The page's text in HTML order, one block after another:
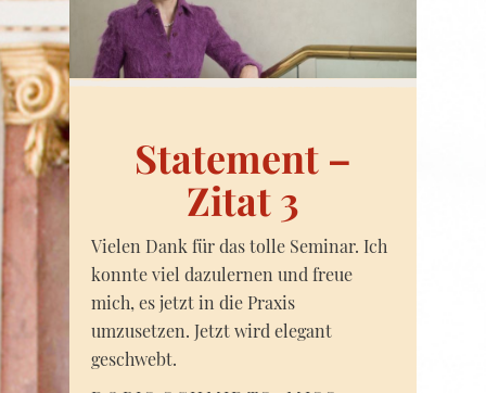
Statement –
Zitat 3
Vielen Dank für das tolle Seminar. Ich
konnte viel dazulernen und freue
mich, es jetzt in die Praxis
umzusetzen. Jetzt wird elegant
geschwebt.